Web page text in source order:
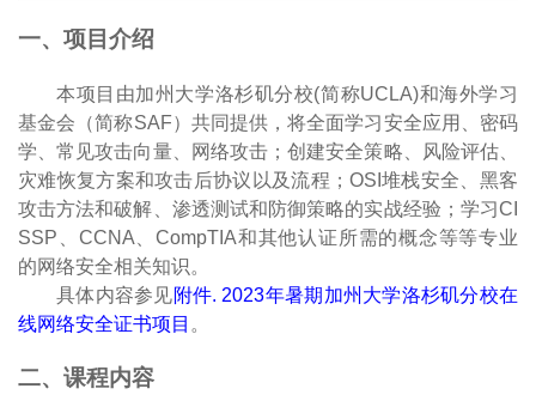
一、项目介绍
本项目由加州大学洛杉矶分校(简称UCLA)和海外学习
基金会（简称SAF）共同提供，将全面学习安全应用、密码
学、常见攻击向量、网络攻击；创建安全策略、风险评估、
灾难恢复方案和攻击后协议以及流程；OSI堆栈安全、黑客
攻击方法和破解、渗透测试和防御策略的实战经验；学习CI
SSP、CCNA、CompTIA和其他认证所需的概念等等专业
的网络安全相关知识。
具体内容参见附件. 2023年暑期加州大学洛杉矶分校在
线网络安全证书项目 。
二、课程内容